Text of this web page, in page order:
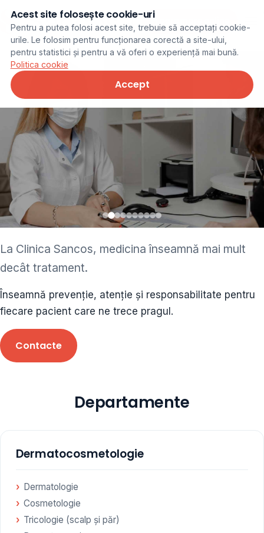
Programare online
ginecolog • cardiolog •
ORL • endocrinolog
Cât și alte specialități medicale, toate în cadrul aceleiași
Clinici
Programare
La Clinica Sancos, medicina înseamnă mai mult
decât tratament.
Înseamnă prevenție, atenție și responsabilitate pentru
fiecare pacient care ne trece pragul.
Contacte
Departamente
Dermatocosmetologie
Dermatologie
Cosmetologie
Tricologie (scalp și păr)
Acest site folosește cookie-uri
Pentru a putea folosi acest site, trebuie să acceptați cookie-
urile. Le folosim pentru funcționarea corectă a site-ului,
pentru statistici și pentru a vă oferi o experiență mai bună.
Politica cookie
Accept